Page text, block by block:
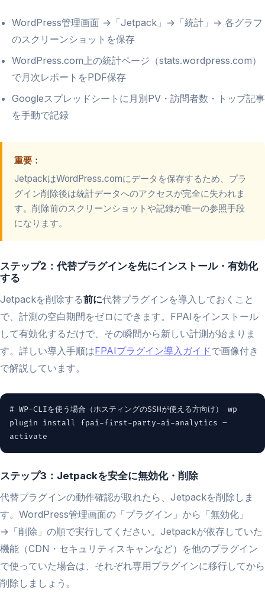
WordPress管理画面 →「Jetpack」→「統計」→ 各グラフ
のスクリーンショットを保存
WordPress.com上の統計ページ（stats.wordpress.com）
で月次レポートをPDF保存
Googleスプレッドシートに月別PV・訪問者数・トップ記事
を手動で記録
重要：
JetpackはWordPress.comにデータを保存するため、プラ
グイン削除後は統計データへのアクセスが完全に失われま
す。削除前のスクリーンショットや記録が唯一の参照手段
になります。
ステップ2：代替プラグインを先にインストール・有効化
する
Jetpackを削除する前に代替プラグインを導入しておくこと
で、計測の空白期間をゼロにできます。FPAIをインストール
して有効化するだけで、その瞬間から新しい計測が始まりま
す。詳しい導入手順はFPAIプラグイン導入ガイドで画像付き
で解説しています。
# WP-CLIを使う場合（ホスティングのSSHが使える方向け） wp
plugin install fpai-first-party-ai-analytics –
activate
ステップ3：Jetpackを安全に無効化・削除
代替プラグインの動作確認が取れたら、Jetpackを削除しま
す。WordPress管理画面の「プラグイン」から「無効化」
→「削除」の順で実行してください。Jetpackが依存していた
機能（CDN・セキュリティスキャンなど）を他のプラグイン
で使っていた場合は、それぞれ専用プラグインに移行してから
削除しましょう。